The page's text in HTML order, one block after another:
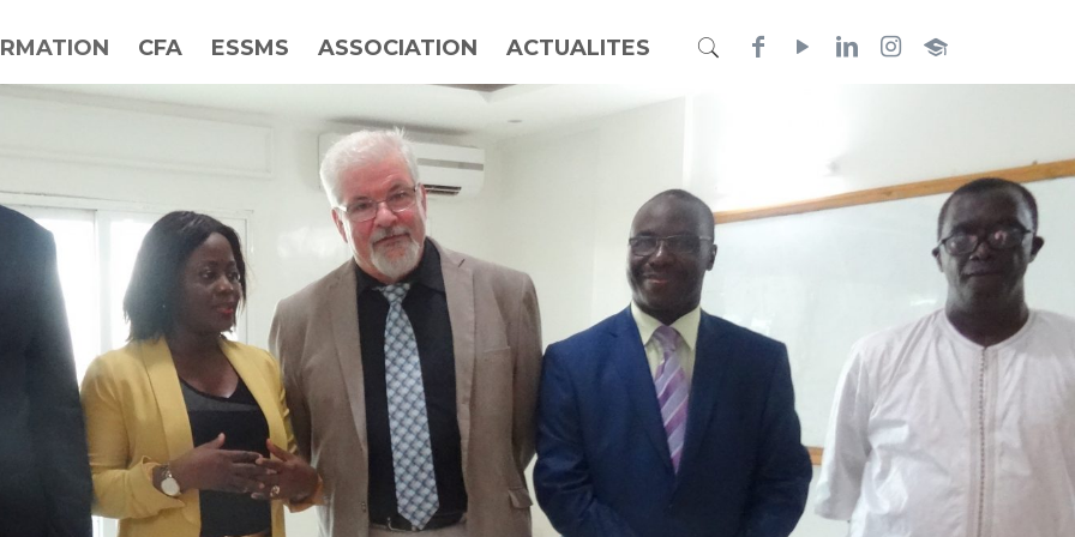
CFA ESSMS ASSOCIATION ACTUALITES